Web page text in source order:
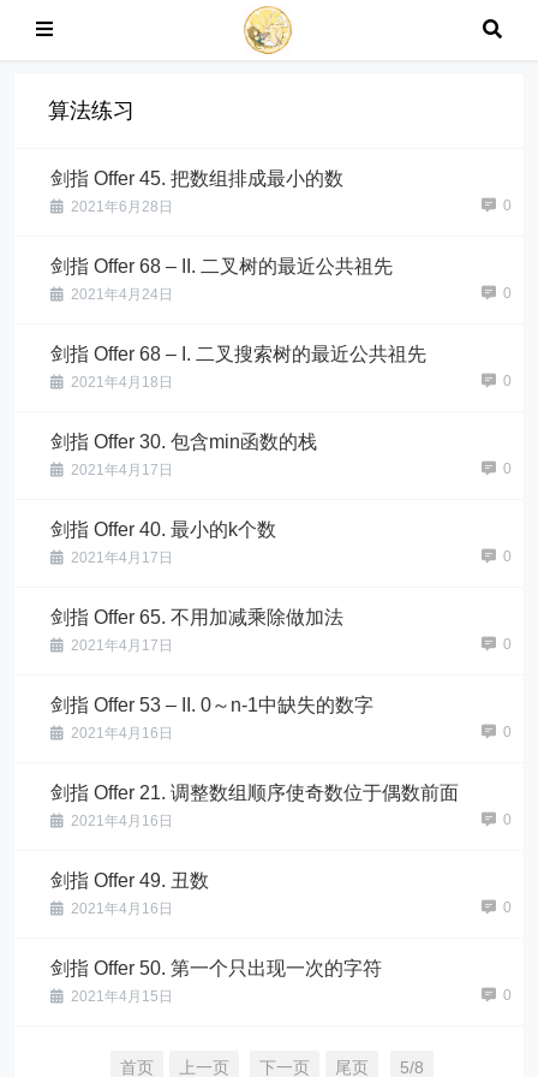
算法练习
剑指 Offer 45. 把数组排成最小的数
2021年6月28日 0
剑指 Offer 68 – II. 二叉树的最近公共祖先
2021年4月24日 0
剑指 Offer 68 – I. 二叉搜索树的最近公共祖先
2021年4月18日 0
剑指 Offer 30. 包含min函数的栈
2021年4月17日 0
剑指 Offer 40. 最小的k个数
2021年4月17日 0
剑指 Offer 65. 不用加减乘除做加法
2021年4月17日 0
剑指 Offer 53 – II. 0～n-1中缺失的数字
2021年4月16日 0
剑指 Offer 21. 调整数组顺序使奇数位于偶数前面
2021年4月16日 0
剑指 Offer 49. 丑数
2021年4月16日 0
剑指 Offer 50. 第一个只出现一次的字符
2021年4月15日 0
首页 上一页 下一页 尾页 5/8